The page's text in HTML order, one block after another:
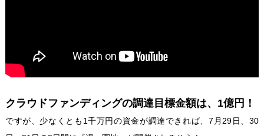
クラウドファンディングの調達目標金額は、1億円！
ですが、少なくとも1千万円の資金が調達できれば、7月29日、30